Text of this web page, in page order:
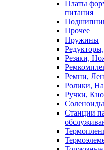
Платы
питания
Прочее
Пружины
Резаки,
Ремни,
Ролики,
Ручки,
Соленоиды
Станции